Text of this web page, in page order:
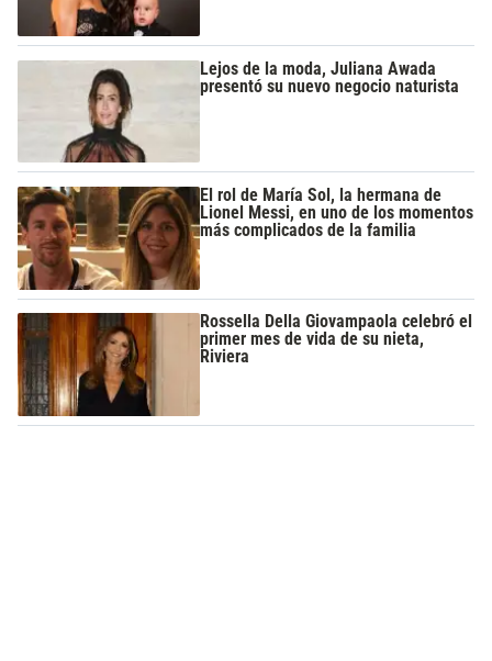
Lejos de la moda, Juliana Awada
presentó su nuevo negocio naturista
El rol de María Sol, la hermana de
Lionel Messi, en uno de los momentos
más complicados de la familia
Rossella Della Giovampaola celebró el
primer mes de vida de su nieta,
Riviera